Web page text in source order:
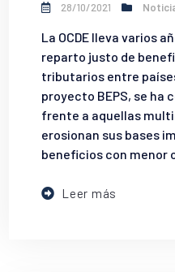
28/10/2021
La OCDE lleva varios
reparto justo de
tributarios entre
proyecto BEPS, se ha
frente a aquellas
erosionan sus bases
beneficios con menor
Leer más